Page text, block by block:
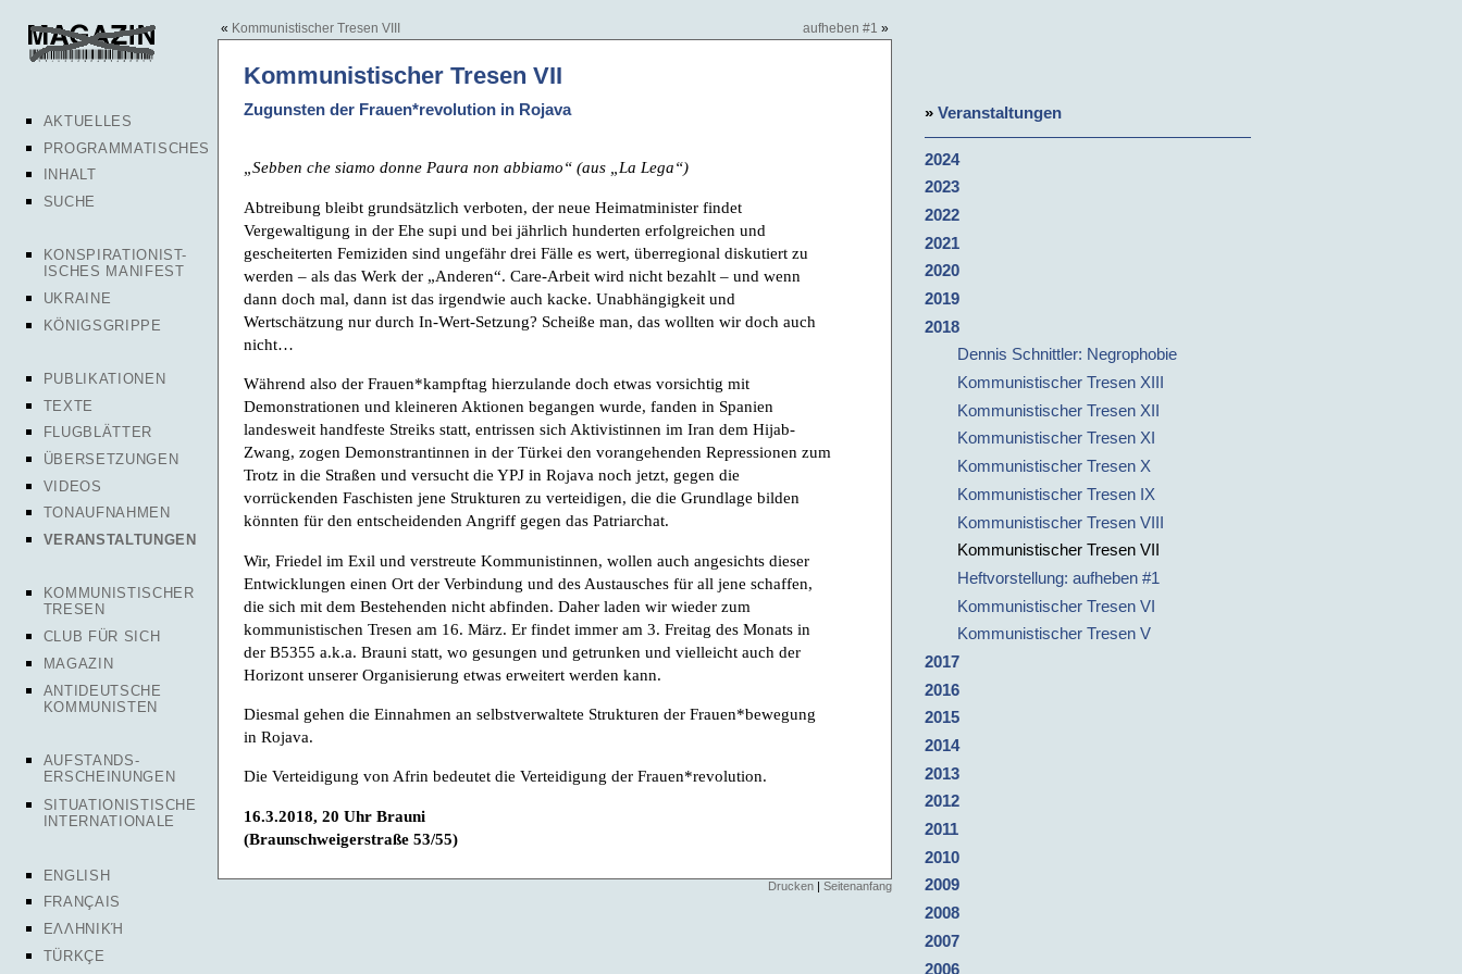
AKTUELLES
PROGRAMMATISCHES
INHALT
SUCHE
KONSPIRATIONIST-
ISCHES MANIFEST
UKRAINE
KÖNIGSGRIPPE
PUBLIKATIONEN
TEXTE
FLUGBLÄTTER
ÜBERSETZUNGEN
VIDEOS
TONAUFNAHMEN
VERANSTALTUNGEN
KOMMUNISTISCHER
TRESEN
CLUB FÜR SICH
MAGAZIN
ANTIDEUTSCHE
KOMMUNISTEN
AUFSTANDS-
ERSCHEINUNGEN
SITUATIONISTISCHE
INTERNATIONALE
ENGLISH
FRANÇAIS
ΕΛΛΗΝΙΚΉ
TÜRKÇE
« Kommunistischer Tresen VIII aufheben #1 »
Kommunistischer Tresen VII
Zugunsten der Frauen*revolution in Rojava
„Sebben che siamo donne Paura non abbiamo“ (aus „La Lega“)
Abtreibung bleibt grundsätzlich verboten, der neue Heimatminister findet
Vergewaltigung in der Ehe supi und bei jährlich hunderten erfolgreichen und
gescheiterten Femiziden sind ungefähr drei Fälle es wert, überregional diskutiert zu
werden – als das Werk der „Anderen“. Care-Arbeit wird nicht bezahlt – und wenn
dann doch mal, dann ist das irgendwie auch kacke. Unabhängigkeit und
Wertschätzung nur durch In-Wert-Setzung? Scheiße man, das wollten wir doch auch
nicht…
Während also der Frauen*kampftag hierzulande doch etwas vorsichtig mit
Demonstrationen und kleineren Aktionen begangen wurde, fanden in Spanien
landesweit handfeste Streiks statt, entrissen sich Aktivistinnen im Iran dem Hijab-
Zwang, zogen Demonstrantinnen in der Türkei den vorangehenden Repressionen zum
Trotz in die Straßen und versucht die YPJ in Rojava noch jetzt, gegen die
vorrückenden Faschisten jene Strukturen zu verteidigen, die die Grundlage bilden
könnten für den entscheidenden Angriff gegen das Patriarchat.
Wir, Friedel im Exil und verstreute Kommunistinnen, wollen auch angesichts dieser
Entwicklungen einen Ort der Verbindung und des Austausches für all jene schaffen,
die sich mit dem Bestehenden nicht abfinden. Daher laden wir wieder zum
kommunistischen Tresen am 16. März. Er findet immer am 3. Freitag des Monats in
der B5355 a.k.a. Brauni statt, wo gesungen und getrunken und vielleicht auch der
Horizont unserer Organisierung etwas erweitert werden kann.
Diesmal gehen die Einnahmen an selbstverwaltete Strukturen der Frauen*bewegung
in Rojava.
Die Verteidigung von Afrin bedeutet die Verteidigung der Frauen*revolution.
16.3.2018, 20 Uhr Brauni
(Braunschweigerstraße 53/55)
Drucken | Seitenanfang
» Veranstaltungen
2024
2023
2022
2021
2020
2019
2018
Dennis Schnittler: Negrophobie
Kommunistischer Tresen XIII
Kommunistischer Tresen XII
Kommunistischer Tresen XI
Kommunistischer Tresen X
Kommunistischer Tresen IX
Kommunistischer Tresen VIII
Kommunistischer Tresen VII
Heftvorstellung: aufheben #1
Kommunistischer Tresen VI
Kommunistischer Tresen V
2017
2016
2015
2014
2013
2012
2011
2010
2009
2008
2007
2006